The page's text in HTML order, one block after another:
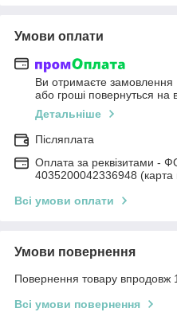
Умови оплати
Ви отримаєте замовлення
або гроші повернуться на
Детальніше
Післяплата
Оплата за реквізитами -
4035200042336948
Всі умови оплати
Умови повернення
Повернення товару впродовж
Всі умови повернення